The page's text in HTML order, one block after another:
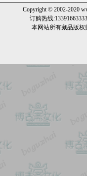
Copyright © 2002-2020
订购热线
本网站所有藏品版